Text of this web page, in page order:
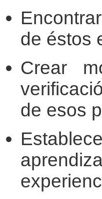
de éstos
Crear
de esos